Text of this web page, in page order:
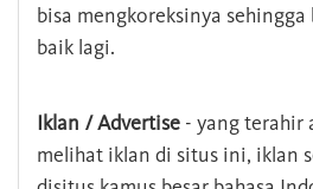
bisa mengkoreksinya
baik lagi.
Iklan / Advertise - yang terahir
melihat iklan di situs ini, iklan